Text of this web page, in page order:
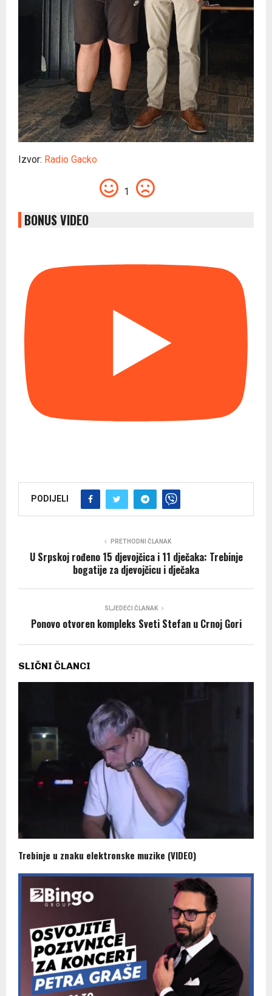
Izvor: Radio Gacko
1
BONUS VIDEO
PODIJELI
PRETHODNI ČLANAK
U Srpskoj rođeno 15 djevojčica i 11 dječaka: Trebinje
bogatije za djevojčicu i dječaka
SLJEDEĆI ČLANAK
Ponovo otvoren kompleks Sveti Stefan u Crnoj Gori
SLIČNI ČLANCI
Trebinje u znaku elektronske muzike (VIDEO)